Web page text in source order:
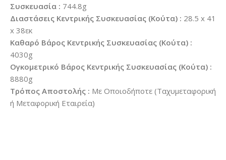
Συσκευασία : 744.8g
Διαστάσεις Κεντρικής Συσκευασίας (Κούτα) : 28.5 x 41
x 38εκ
Καθαρό Βάρος Κεντρικής Συσκευασίας (Κούτα) :
4030g
Ογκομετρικό Βάρος Κεντρικής Συσκευασίας (Κούτα) :
8880g
Τρόπος Αποστολής : Με Οποιοδήποτε (Ταχυμεταφορική
ή Μεταφορική Εταιρεία)